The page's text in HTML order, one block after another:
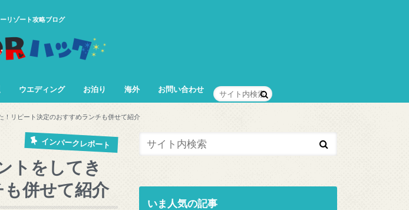
リゾート攻略ブログ
ウエディング お泊り 海外 お問い合わせ
！リピート決定のおすすめランチも併せて紹介
インパークレポート
トをしてき
併せて紹介
いま人気の記事